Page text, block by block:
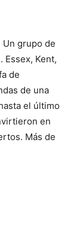
Un grupo de
Essex, Kent,
de
de una
el último
en
Más de